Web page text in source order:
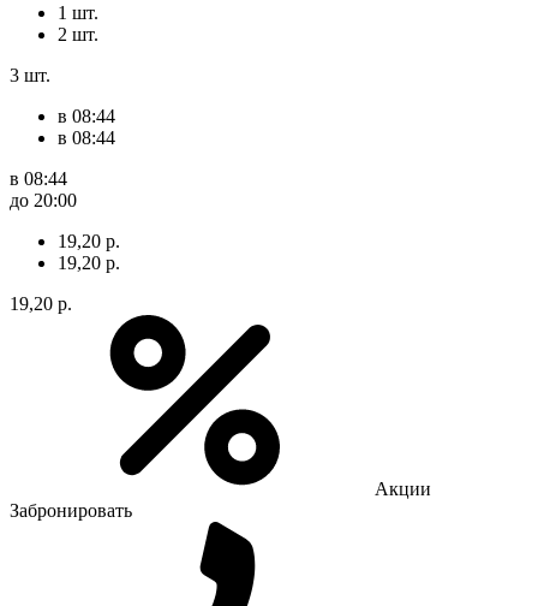
1 шт.
2 шт.
3 шт.
в 08:44
в 08:44
в 08:44
до 20:00
19,20 р.
19,20 р.
19,20 р.
Акции
Забронировать